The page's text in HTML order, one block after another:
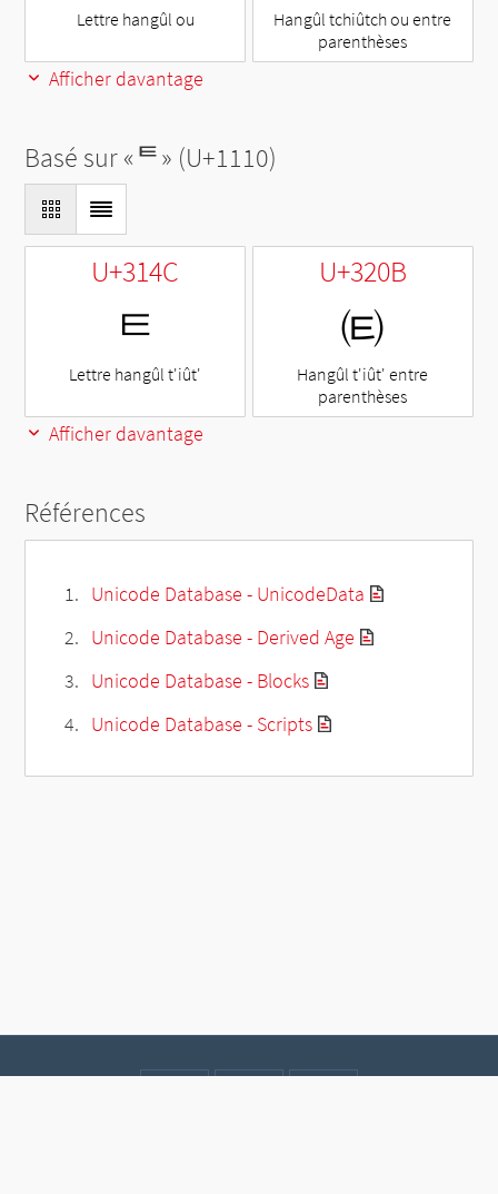
Lettre hangûl ou
Hangûl tchiûtch ou entre
parenthèses
Afficher davantage
Basé sur «ᄐ» (U+1110)
U+314C
ㅌ
Lettre hangûl t'iût'
U+320B
㈋
Hangûl t'iût' entre
parenthèses
Afficher davantage
Références
Unicode Database - UnicodeData
Unicode Database - Derived Age
Unicode Database - Blocks
Unicode Database - Scripts